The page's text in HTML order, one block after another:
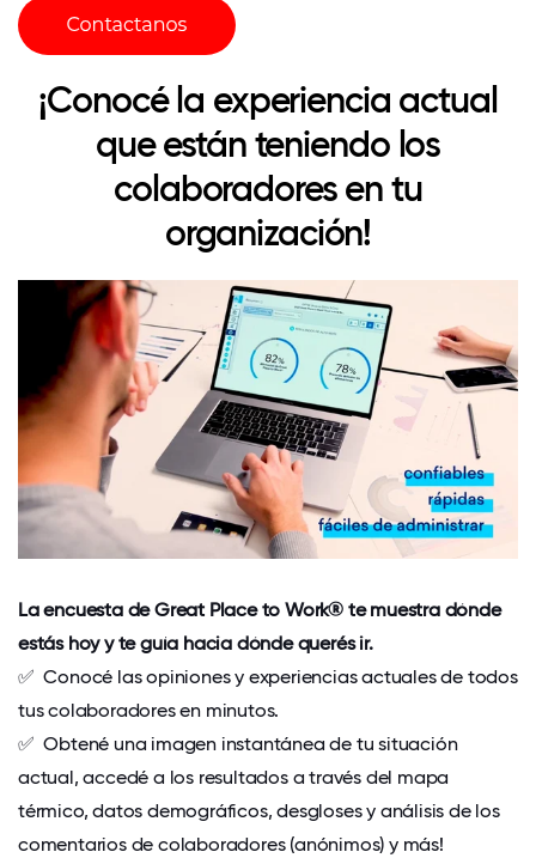
¡Conocé la experiencia actual
que están teniendo los
colaboradores en tu
organización!
La encuesta de Great Place to Work® te muestra dónde
estás hoy y te guía hacia dónde querés ir.
✅ Conocé las opiniones y experiencias actuales de todos
tus colaboradores en minutos.
✅ Obtené una imagen instantánea de tu situación
actual, accedé a los resultados a través del mapa
térmico, datos demográficos, desgloses y análisis de los
comentarios de colaboradores (anónimos) y más!